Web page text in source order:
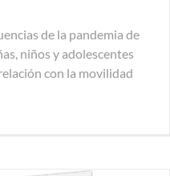
de la pandemia de
niños y adolescentes
con la movilidad